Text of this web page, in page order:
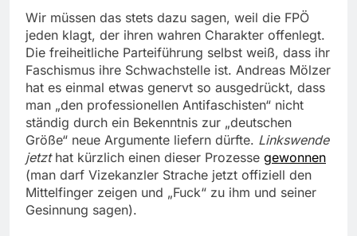
Wir müssen das stets dazu sagen, weil die FPÖ
jeden klagt, der ihren wahren Charakter offenlegt.
Die freiheitliche Parteiführung selbst weiß, dass ihr
Faschismus ihre Schwachstelle ist. Andreas Mölzer
hat es einmal etwas genervt so ausgedrückt, dass
man „den professionellen Antifaschisten“ nicht
ständig durch ein Bekenntnis zur „deutschen
Größe“ neue Argumente liefern dürfte. Linkswende
jetzthat kürzlich einen dieser Prozesse gewonnen
(man darf Vizekanzler Strache jetzt offiziell den
Mittelfinger zeigen und „Fuck“ zu ihm und seiner
Gesinnung sagen).